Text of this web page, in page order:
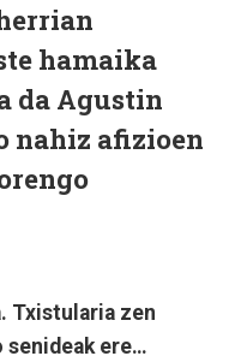
hamaika
da Agustin
nahiz afizioen
Txistularia zen
senideak ere…